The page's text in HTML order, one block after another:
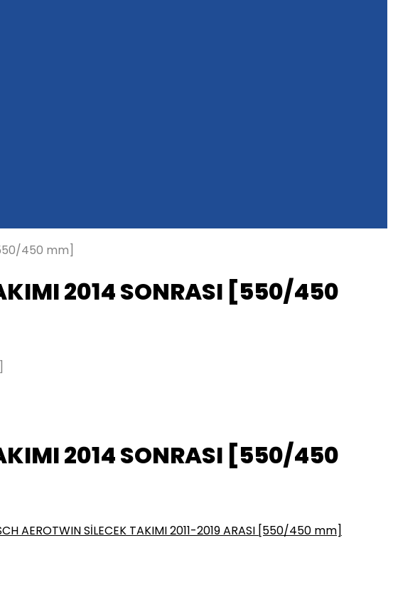
450 mm]
2014 SONRASI [550/450
2014 SONRASI [550/450
AEROTWIN SİLECEK TAKIMI 2011-2019 ARASI [550/450 mm]